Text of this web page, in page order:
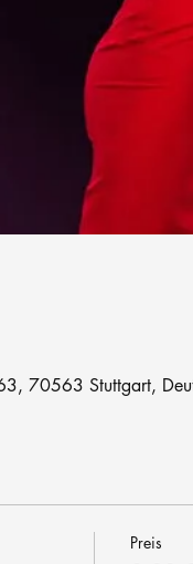
70563 Stuttgart,
Preis